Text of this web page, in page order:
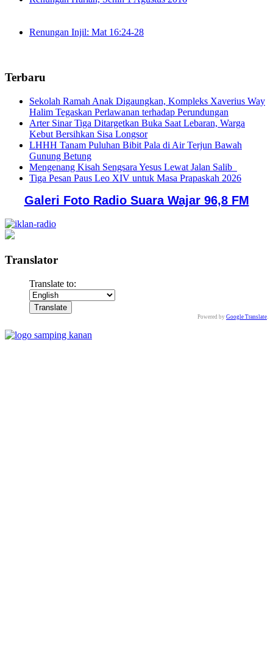
Renungan Injil: Mat 16:24-28
Terbaru
Sekolah Ramah Anak Digaungkan, Kompleks Xaverius Way
Halim Tegaskan Perlawanan terhadap Perundungan
Arter Sinar Tiga Ditargetkan Buka Saat Lebaran, Warga
Kebut Bersihkan Sisa Longsor
LHHH Tanam Puluhan Bibit Pala di Air Terjun Bawah
Gunung Betung
Mengenang Kisah Sengsara Yesus Lewat Jalan Salib
Tiga Pesan Paus Leo XIV untuk Masa Prapaskah 2026
Galeri Foto Radio Suara Wajar 96,8 FM
Translator
Translate to:
Powered by Google Translate